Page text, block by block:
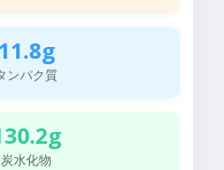
11.8g
ンパク質
炭水化物